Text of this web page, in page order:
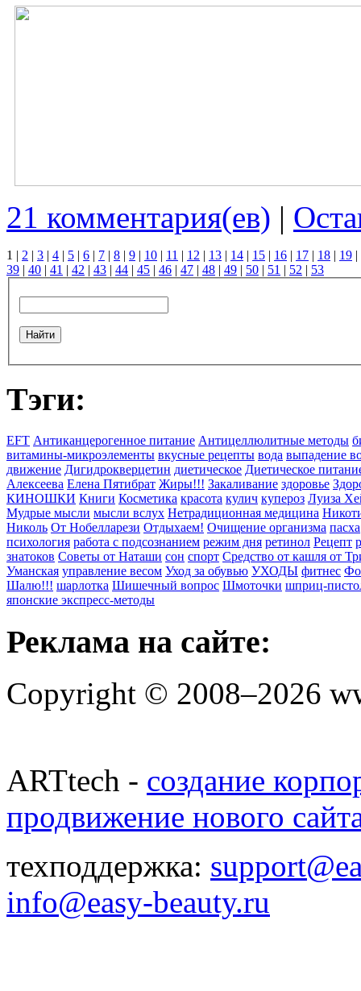
21 комментария(ев) |
1 | 2 | 3 | 4 | 5 | 6 | 7 | 8 | 9 | 10 | 11 | 12 | 13 | 14 | 15 | 16 | 17 | 18 | 19 |
39 | 40 | 41 | 42 | 43 | 44 | 45 | 46 | 47 | 48 | 49 | 50 | 51 | 52 | 53
Тэги:
EFT Антиканцерогенное питание Антицеллюлитные методы
витамины-микроэлементы вкусные рецепты вода выпадение
движение Дигидрокверцетин диетическое Диетическое
Алексеева Елена Пятибрат Жиры!!! Закаливание здоровье
КИНОШКИ Книги Косметика красота кулич купероз Луиза
Мудрые мысли мысли вслух Нетрадиционная медицина
Николь От Нобелларези Отдыхаем! Очищение организма пасха
психология работа с подсознанием режим дня ретинол Рецепт
знатоков Советы от Наташи сон спорт Средство от кашля от
Уманская управление весом Уход за обувью УХОДЫ фитнес
Шалю!!! шарлотка Шишечный вопрос Шмоточки шприц-
японские экспресс-методы
Реклама на сайте:
Copyright © 2008–2026
ARTtech - создание
продвижение нового
техподдержка:
info@easy-beauty.ru